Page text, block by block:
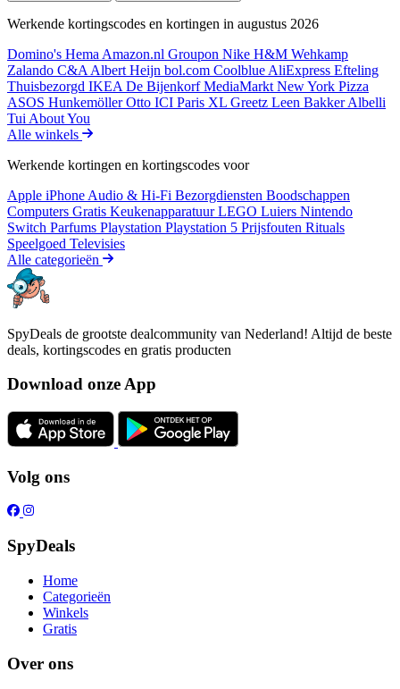
Werkende kortingscodes en kortingen in augustus 2026
Domino's Hema Amazon.nl Groupon Nike H&M Wehkamp
Zalando C&A Albert Heijn bol.com Coolblue AliExpress Efteling
Thuisbezorgd IKEA De BijenkorfMediaMarkt New York Pizza
ASOS HunkemöllerOtto ICI Paris XL Greetz Leen BakkerAlbelli
Tui About You
Alle winkels
Werkende kortingen en kortingscodes voor
Apple iPhone Audio & Hi-Fi Bezorgdiensten Boodschappen
Computers Gratis KeukenapparatuurLEGO Luiers Nintendo
Switch Parfums Playstation Playstation 5 Prijsfouten Rituals
Speelgoed Televisies
Alle categorieën
SpyDeals de grootste dealcommunity van Nederland! Altijd de beste
deals, kortingscodes en gratis producten
Download onze App
Volg ons
SpyDeals
Home
Categorieën
Winkels
Gratis
Over ons